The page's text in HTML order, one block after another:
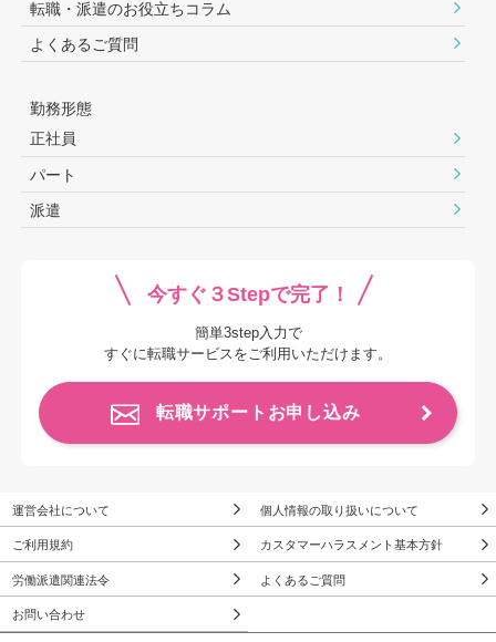
転職・派遣のお役⽴ちコラム
よくあるご質問
勤務形態
正社員
パート
派遣
今すぐ３Stepで完了！
簡単3step入力で
すぐに転職サービスをご利用いただけます。
転職サポートお申し込み
運営会社について 個人情報の取り扱いについて
ご利用規約 カスタマーハラスメント基本方針
労働派遣関連法令 よくあるご質問
お問い合わせ